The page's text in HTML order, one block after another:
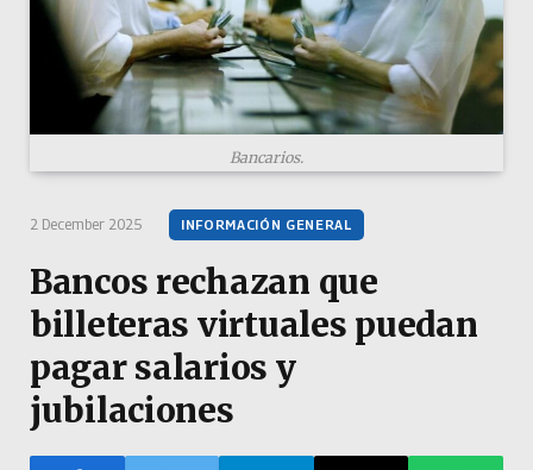
2 December 2025 INFORMACIÓN GENERAL
Bancos rechazan que
billeteras virtuales puedan
pagar salarios y
jubilaciones
Bancarios.